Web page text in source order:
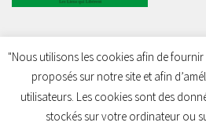
Charleroi Pour la Palestine ©
"Nous utilisons les cookies afin de
proposés sur notre site et afin
utilisateurs. Les cookies sont des
stockés sur votre ordinateur ou